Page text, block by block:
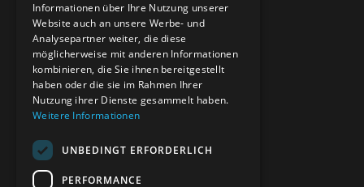
UNSERE MARKEN
GrundSec
GrundFuture
Grund Health
Alle Marken
Informationen über Ihre Nutzung unserer
Website auch an unsere Werbe- und
Analysepartner weiter, die diese
möglicherweise mit anderen Informationen
kombinieren, die Sie ihnen bereitgestellt
haben oder die sie im Rahmen Ihrer
Nutzung ihrer Dienste gesammelt haben.
Weitere Informationen
UNBEDINGT ERFORDERLICH
PERFORMANCE